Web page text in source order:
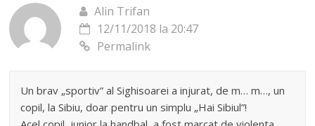
Alin Trifan
12/11/2018 la 20:47
Permalink
Un brav „sportiv” al Sighisoarei a injurat, de m… m…, un
copil, la Sibiu, doar pentru un simplu „Hai Sibiul”!